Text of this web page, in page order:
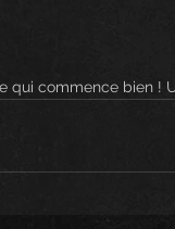
qui commence bien !